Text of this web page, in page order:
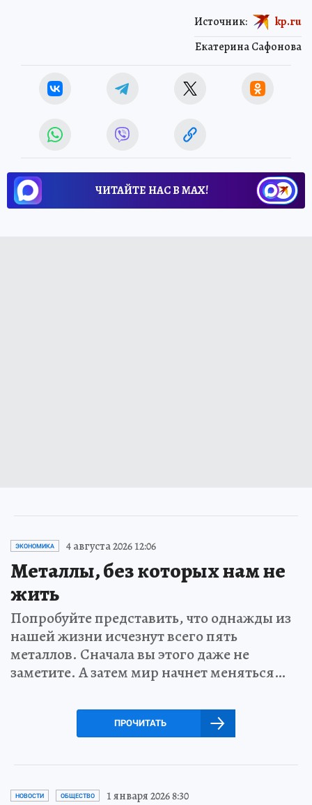
Екатерина Сафонова
Источник: kp.ru
ЧИТАЙТЕ НАС В МАХ!
ЭКОНОМИКА 4 августа 2026 12:06
Металлы, без которых нам не
жить
Попробуйте представить, что однажды из
нашей жизни исчезнут всего пять
металлов. Сначала вы этого даже не
заметите. А затем мир начнет меняться…
ПРОЧИТАТЬ
НОВОСТИ ОБЩЕСТВО 1 января 2026 8:30